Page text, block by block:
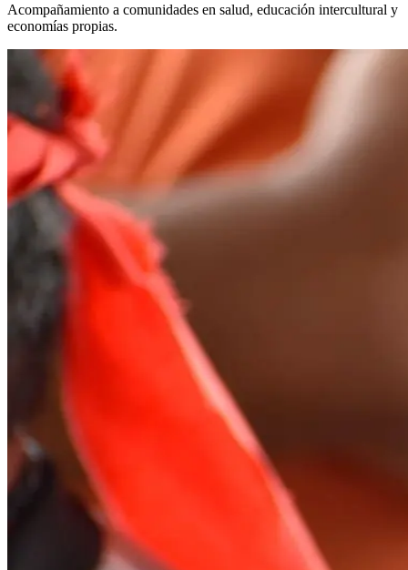
Acompañamiento a comunidades en salud, educación intercultural y
economías propias.